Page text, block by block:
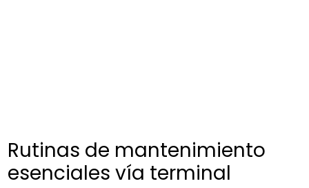
Rutinas de mantenimiento
esenciales vía terminal